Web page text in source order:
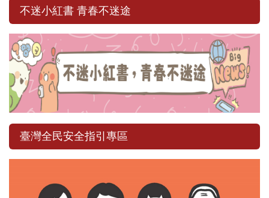
不迷小紅書 青春不迷途
臺灣全民安全指引專區